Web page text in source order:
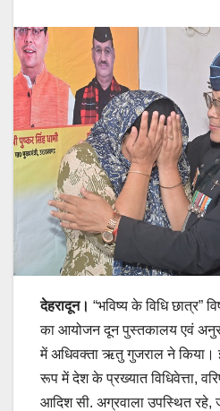
देहरादून। “भविष्य के विधि छात्र”
का आयोजन दून पुस्तकालय एवं
में अधिवक्ता ऋतु गुजराल ने
रूप में देश के प्रख्यात विधिवेत्ता,
आदिश सी. अग्रवाला उपस्थित रहे,